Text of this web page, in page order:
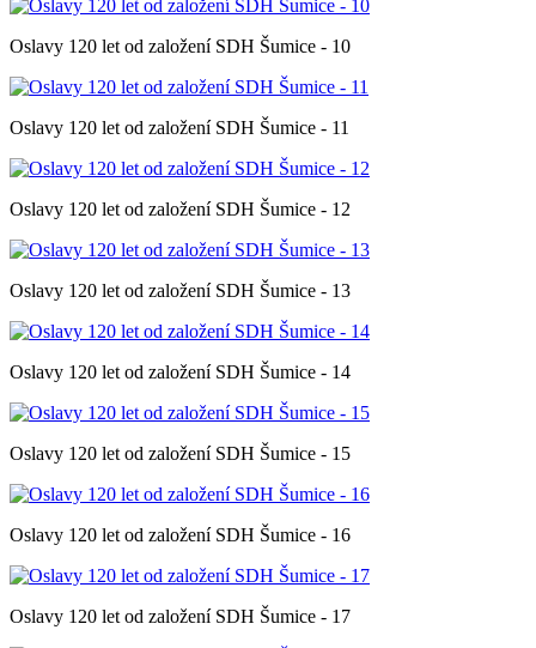
Oslavy 120 let od založení SDH Šumice - 10
Oslavy 120 let od založení SDH Šumice - 11
Oslavy 120 let od založení SDH Šumice - 12
Oslavy 120 let od založení SDH Šumice - 13
Oslavy 120 let od založení SDH Šumice - 14
Oslavy 120 let od založení SDH Šumice - 15
Oslavy 120 let od založení SDH Šumice - 16
Oslavy 120 let od založení SDH Šumice - 17